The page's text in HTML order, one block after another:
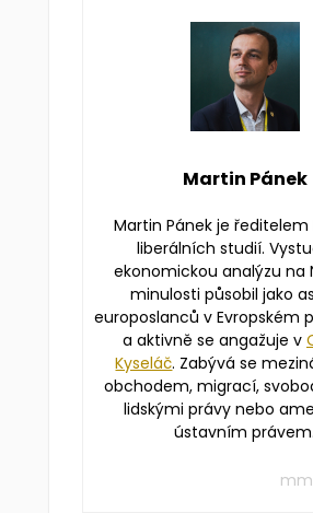
Martin Pánek
Martin Pánek je
liberálních studií.
ekonomickou analýzu na
minulosti působil jako
europoslanců v Evropském
a aktivně se angažuje v
Kyseláč. Zabývá se
obchodem, migrací,
lidskými právy nebo
ústavním právem.